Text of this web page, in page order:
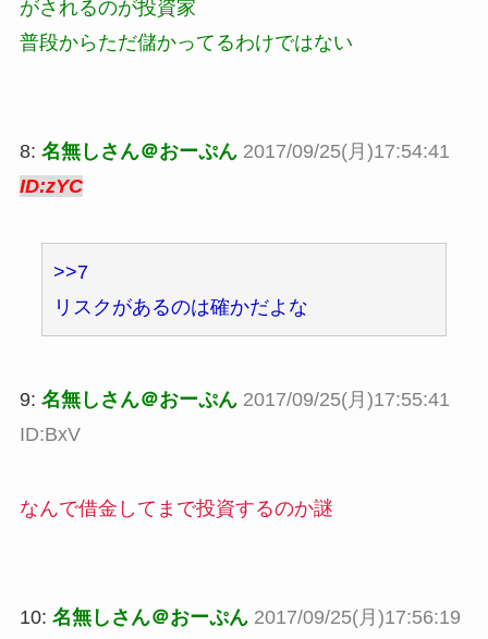
がされるのが投資家
普段からただ儲かってるわけではない
8: 名無しさん＠おーぷん 2017/09/25(月)17:54:41
ID:zYC
>>7
リスクがあるのは確かだよな
9: 名無しさん＠おーぷん 2017/09/25(月)17:55:41
ID:BxV
なんで借金してまで投資するのか謎
10: 名無しさん＠おーぷん 2017/09/25(月)17:56:19